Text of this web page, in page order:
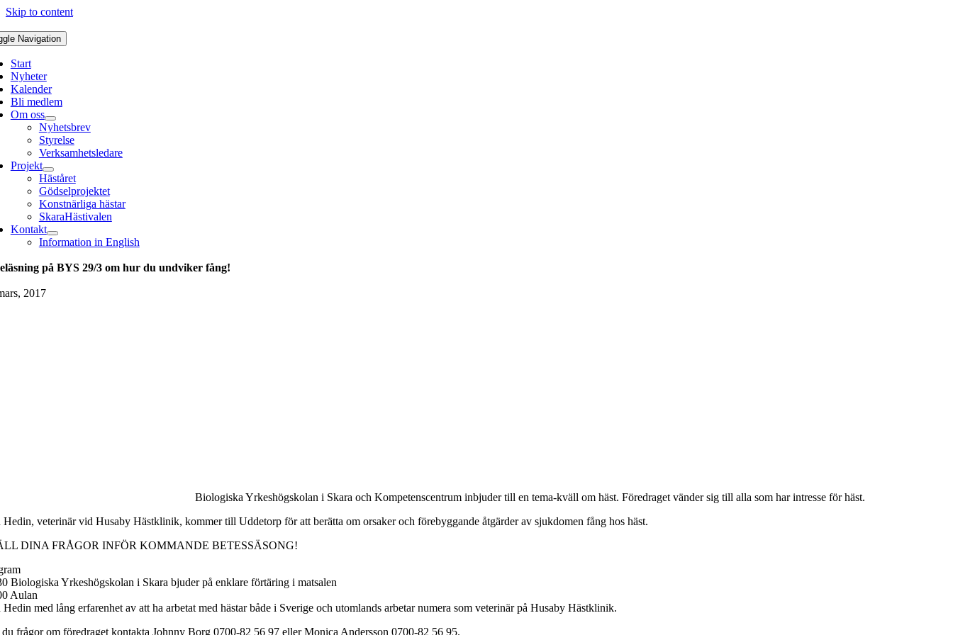
Skip to content
Navigation
Start
Nyheter
Kalender
Bli medlem
Om oss
Nyhetsbrev
Styrelse
Verksamhetsledare
Projekt
Häståret
Gödselprojektet
Konstnärliga hästar
SkaraHästivalen
Kontakt
Information in English
på BYS 29/3 om hur du undviker fång!
2017
Biologiska Yrkeshögskolan i Skara och Kompetenscentrum inbjuder till en tema-kväll om häst. Föredraget vänder sig till alla som har intresse för häst.
veterinär vid Husaby Hästklinik, kommer till Uddetorp för att berätta om orsaker och förebyggande åtgärder av sjukdomen fång hos häst.
DINA FRÅGOR INFÖR KOMMANDE BETESSÄSONG!
Biologiska Yrkeshögskolan i Skara bjuder på enklare förtäring i matsalen
Aulan
med lång erfarenhet av att ha arbetat med hästar både i Sverige och utomlands arbetar numera som veterinär på Husaby Hästklinik.
frågor om föredraget kontakta Johnny Borg 0700-82 56 97 eller Monica Andersson 0700-82 56 95.